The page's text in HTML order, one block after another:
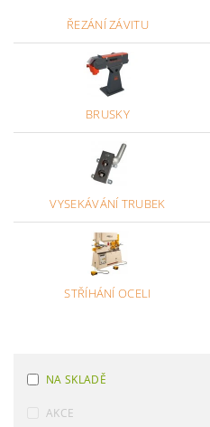
ŘEZÁNÍ ZÁVITU
BRUSKY
VYSEKÁVÁNÍ TRUBEK
STŘÍHÁNÍ OCELI
NA SKLADĚ
AKCE